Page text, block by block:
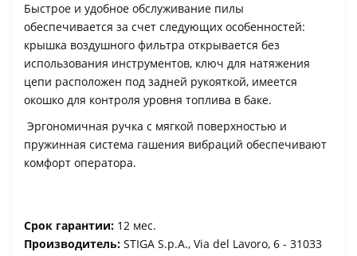
Быстрое и удобное обслуживание пилы
обеспечивается за счет следующих особенностей:
крышка воздушного фильтра открывается без
использования инструментов, ключ для натяжения
цепи расположен под задней рукояткой, имеется
окошко для контроля уровня топлива в баке.
Эргономичная ручка с мягкой поверхностью и
пружинная система гашения вибраций обеспечивают
комфорт оператора.
Срок гарантии: 12 мес.
Производитель: STIGA S.p.A., Via del Lavoro, 6 - 31033